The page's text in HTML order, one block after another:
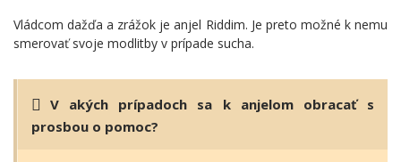
Vládcom dažďa a zrážok je anjel Riddim. Je preto možné k nemu
smerovať svoje modlitby v prípade sucha.
V akých prípadoch sa k anjelom obracať s
prosbou o pomoc?